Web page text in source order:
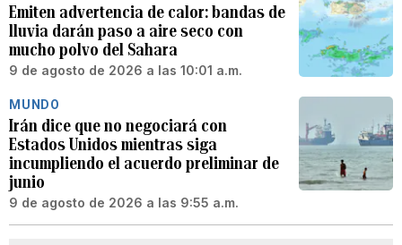
Emiten advertencia de calor: bandas de
lluvia darán paso a aire seco con
mucho polvo del Sahara
9 de agosto de 2026 a las 10:01 a.m.
MUNDO
Irán dice que no negociará con
Estados Unidos mientras siga
incumpliendo el acuerdo preliminar de
junio
9 de agosto de 2026 a las 9:55 a.m.